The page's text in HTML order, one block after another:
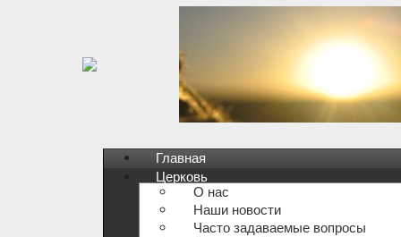
Главная
Церковь
О нас
Наши новости
Часто задаваемые вопросы